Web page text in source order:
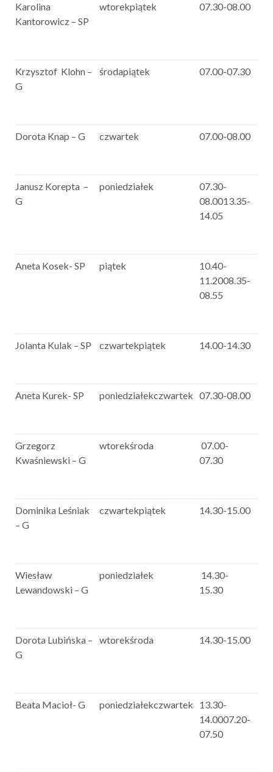
Karolina
Kantorowicz – SP
wtorekpiątek 07.30-08.00
Krzysztof Klohn –
G
środapiątek 07.00-07.30
Dorota Knap – G czwartek 07.00-08.00
Janusz Korepta –
G
poniedziałek
07.30-
08.0013.35-
14.05
Aneta Kosek- SP piątek
10.40-
11.2008.35-
08.55
Jolanta Kulak – SP czwartekpiątek 14.00-14.30
Aneta Kurek- SP poniedziałekczwartek 07.30-08.00
Grzegorz
Kwaśniewski – G
wtorekśroda
07.00-
07.30
Dominika Leśniak
– G
czwartekpiątek 14.30-15.00
Wiesław
Lewandowski – G
poniedziałek
14.30-
15.30
Dorota Lubińska –
G
wtorekśroda 14.30-15.00
Beata Macioł- G poniedziałekczwartek
13.30-
14.0007.20-
07.50